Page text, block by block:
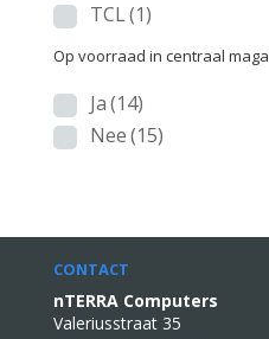
TCL(1)
Op voorraad in centraal
Ja(14)
Nee(15)
CONTACT
nTERRA Computers
Valeriusstraat 35